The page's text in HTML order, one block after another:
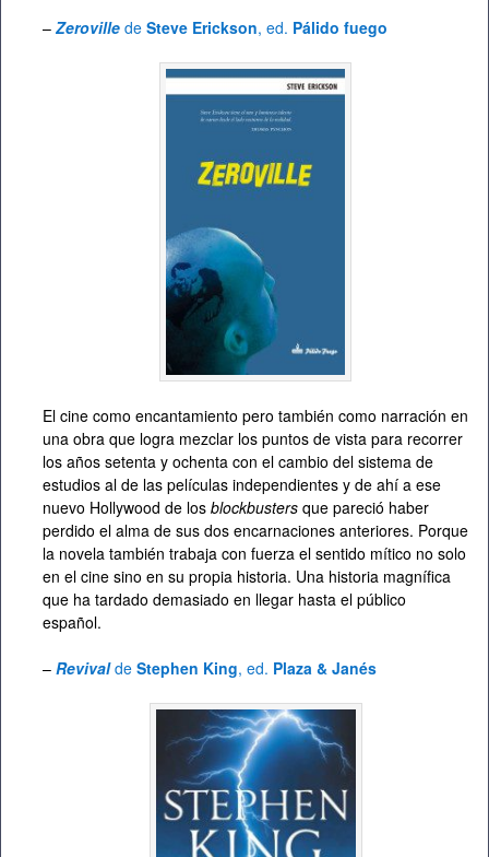
– Zeroville de Steve Erickson, ed. Pálido fuego
El cine como encantamiento pero también como narración en
una obra que logra mezclar los puntos de vista para recorrer
los años setenta y ochenta con el cambio del sistema de
estudios al de las películas independientes y de ahí a ese
nuevo Hollywood de los blockbusters que pareció haber
perdido el alma de sus dos encarnaciones anteriores. Porque
la novela también trabaja con fuerza el sentido mítico no solo
en el cine sino en su propia historia. Una historia magnífica
que ha tardado demasiado en llegar hasta el público
español.
– Revival de Stephen King, ed. Plaza & Janés